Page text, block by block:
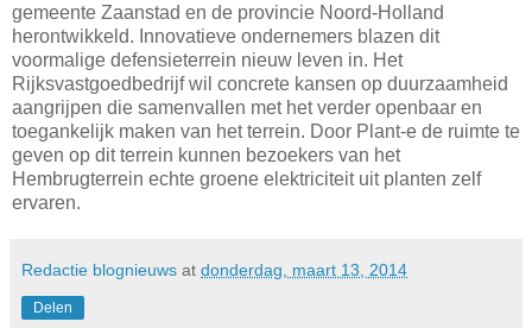
gemeente Zaanstad en de provincie Noord-Holland
herontwikkeld. Innovatieve ondernemers blazen dit
voormalige defensieterrein nieuw leven in. Het
Rijksvastgoedbedrijf wil concrete kansen op duurzaamheid
aangrijpen die samenvallen met het verder openbaar en
toegankelijk maken van het terrein. Door Plant-e de ruimte te
geven op dit terrein kunnen bezoekers van het
Hembrugterrein echte groene elektriciteit uit planten zelf
ervaren.
Redactie blognieuws at donderdag, maart 13, 2014
Delen